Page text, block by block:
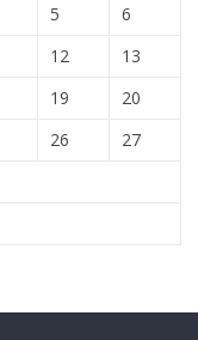
5
6
12
13
19
20
26
27